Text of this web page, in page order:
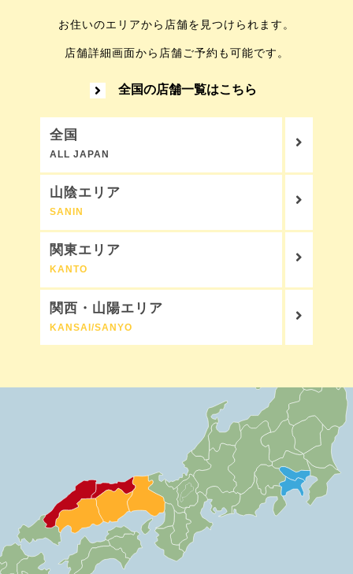
お住いのエリアから店舗を見つけられます。
店舗詳細画面から店舗ご予約も可能です。
全国の店舗一覧はこちら
全国
ALL JAPAN
山陰エリア
SANIN
関東エリア
KANTO
関西・山陽エリア
KANSAI/SANYO